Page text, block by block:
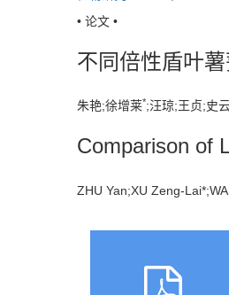
• 论文 •
不同倍性盾叶
朱艳;徐增莱*;汪琼;王贞;史
Comparison of
ZHU Yan;XU Zeng-